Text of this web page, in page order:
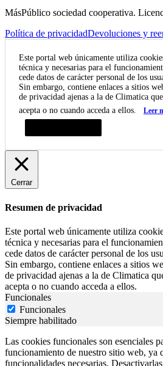
MásPúblico sociedad cooperativa.
Política de privacidadDevoluciones y
Este portal web únicamente utiliza
técnica y necesarias para el
cede datos de carácter personal de los
Sin embargo, contiene enlaces a sitios
de privacidad ajenas a la de Climatica
acepta o no cuando acceda a ellos.
Leer
Cerrar
Resumen de privacidad
Este portal web únicamente utiliza
técnica y necesarias para el
cede datos de carácter personal de los
Sin embargo, contiene enlaces a sitios
de privacidad ajenas a la de Climatica
acepta o no cuando acceda a ellos.
Funcionales
Funcionales
Siempre habilitado
Las cookies funcionales son esenciales
funcionamiento de nuestro sitio web, ya
funcionalidades necesarias.